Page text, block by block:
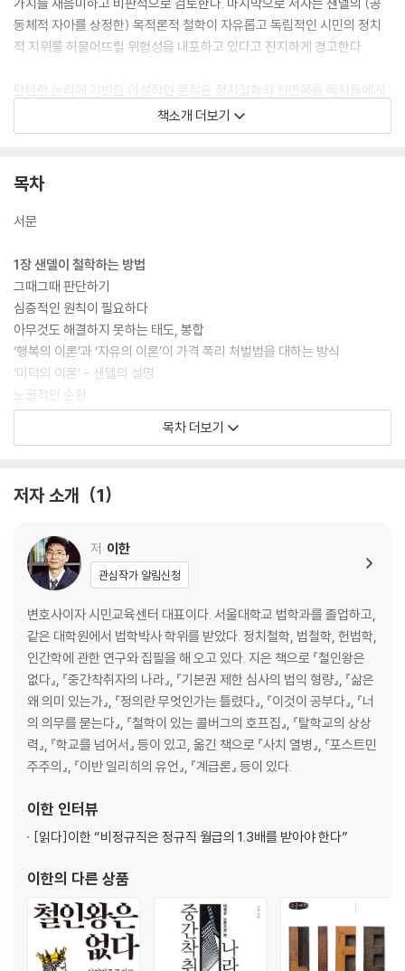
동체적 자아를 상정한) 목적론적 철학이 자유롭고 독립적인 시민의 정치
적 지위를 허물어뜨릴 위험성을 내포하고 있다고 진지하게 경고한다.
탄탄한 논리에 기반한 이성적인 문장은 정치철학의 진면목을 독자들에게
선사한다. 더불어 독자들은 이 책을 통해 자유와 평등의 딜레마, 재산 소유
권의 한계, 징병제와 모병제의 문제, 과거사에 대한 집단 책임의 문제, 탄
의 문제들을 풀어가는 지적 즐거움을 누릴 수 있을 것이다.
책소개 더보기
목차
서문
1장 샌델이 철학하는 방법
그때그때 판단하기
심층적인 원칙이 필요하다
아무것도 해결하지 못하는 태도, 봉합
‘행복의 이론’과 ‘자유의 이론’이 가격 폭리 처벌법을 대하는 방식
‘미덕의 이론’ - 샌델의 설명
노골적인 순환
본질을 파악하는 비법이란 없다
사안의 일면만 강조해 보았자 문제를 해결하지 못한다
우리에게 남은 선택지가 그런 것뿐이라면?
2장 샌델, 공리주의를 엉터리로 비판하다
공리주의는 개인의 권리를 무시하는가
효용을 담는 그릇
미덕을 담는 그릇
모호한 미덕
공리주의를 향한 엉뚱한 비판
“어딘가 불편하다”에서 “그 이론은 틀렸다”로 비약
샌델이 다루지 않은 공리주의의 문제점
샌델, 존 스튜어트 밀을 엉터리로 비판하다
3장 샌델과 자유지상주의 사이의 기묘한 관계
노직 이론의 커다란 구멍 - 어떻게 소유하는가
사회 구성원 사이의 약속
로크의 단서는 실패한다
새로운 세대의 문제
밑동을 자르지 않아도 노직의 논증은 무너진다
목차 더보기
저자 소개 1
저 이한
관심작가 알림신청
변호사이자 시민교육센터 대표이다. 서울대학교 법학과를 졸업하고,
같은 대학원에서 법학박사 학위를 받았다. 정치철학, 법철학, 헌법학,
인간학에 관한 연구와 집필을 해 오고 있다. 지은 책으로 『철인왕은
없다』, 『중간착취자의 나라』, 『기본권 제한 심사의 법익 형량』, 『삶은
왜 의미 있는가』, 『정의란 무엇인가는 틀렸다』, 『이것이 공부다』, 『너
의 의무를 묻는다』, 『철학이 있는 콜버그의 호프집』, 『탈학교의 상상
력』, 『학교를 넘어서』 등이 있고, 옮긴 책으로 『사치 열병』, 『포스트민
주주의』, 『이반 일리히의 유언』, 『계급론』 등이 있다.
이한 인터뷰
[읽다]이한 “비정규직은 정규직 월급의 1.3배를 받아야 한다”
이한의 다른 상품